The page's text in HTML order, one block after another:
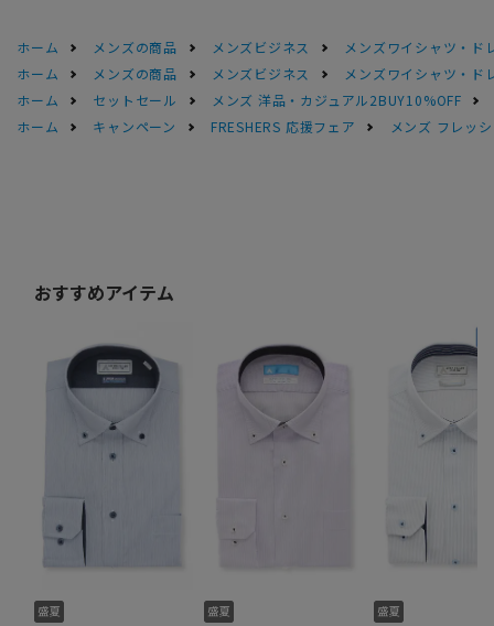
ホーム メンズの商品 メンズビジネス
メンズワイシャツ・ド
ホーム
メンズの商品 メンズビジネス
メンズワイシャツ・ド
ホーム
セットセール
メンズ 洋品・カジュアル2BUY10%OFF
ホーム
キャンペーン FRESHERS 応援フェア メンズ フレッ